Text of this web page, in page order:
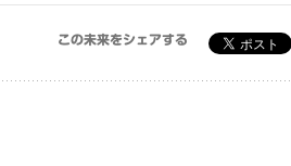
この未来をシェアする